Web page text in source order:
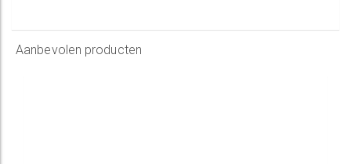
Aanbevolen producten